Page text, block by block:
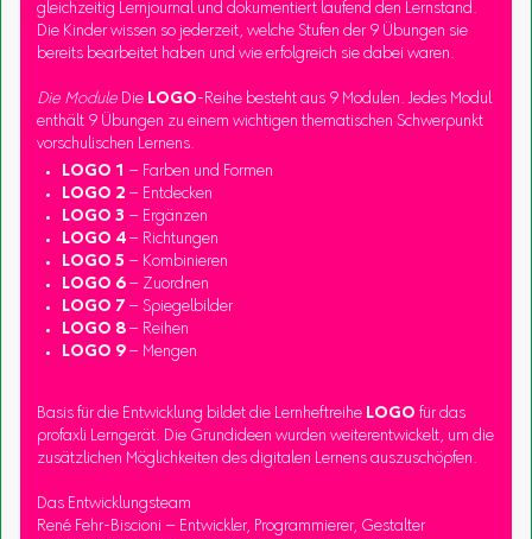
gleichzeitig Lernjournal und dokumentiert laufend den Lernstand.
Die Kinder wissen so jederzeit, welche Stufen der 9 Übungen sie
bereits bearbeitet haben und wie erfolgreich sie dabei waren.
Die Module Die LOGO-Reihe besteht aus 9 Modulen. Jedes Modul
enthält 9 Übungen zu einem wichtigen thematischen Schwerpunkt
vorschulischen Lernens.
LOGO 1 – Farben und Formen
LOGO 2 – Entdecken
LOGO 3 – Ergänzen
LOGO 4– Richtungen
LOGO 5 – Kombinieren
LOGO 6– Zuordnen
LOGO 7 – Spiegelbilder
LOGO 8– Reihen
LOGO 9– Mengen
Basis für die Entwicklung bildet die Lernheftreihe LOGO für das
profaxli Lerngerät. Die Grundideen wurden weiterentwickelt, um die
zusätzlichen Möglichkeiten des digitalen Lernens auszuschöpfen.
Das Entwicklungsteam
René Fehr-Biscioni – Entwickler, Programmierer, Gestalter